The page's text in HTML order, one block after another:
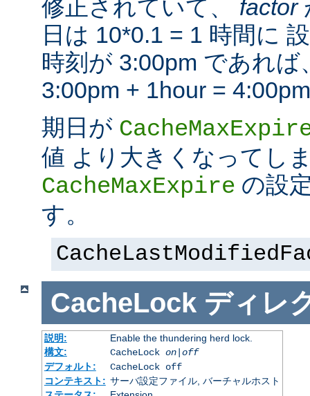
修正されていて、 factor
日は 10*0.1 = 1 時間に
時刻が 3:00pm であれ
3:00pm + 1hour =
期日が
値 より大きくなってし
CacheMaxExpire の設
す。
CacheLock ディレ
説明:
Enable the thundering herd lock.
構文:
CacheLock on|off
デフォルト:
CacheLock off
コンテキスト: サーバ設定ファイル, バーチャルホスト